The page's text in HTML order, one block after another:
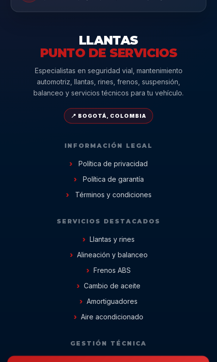
LLANTAS
PUNTO DE SERVICIOS
Especialistas en seguridad vial, mantenimiento
automotriz, llantas, rines, frenos, suspensión,
balanceo y servicios técnicos para tu vehículo.
📍 BOGOTÁ, COLOMBIA
INFORMACIÓN LEGAL
Política de privacidad
Política de garantía
Términos y condiciones
SERVICIOS DESTACADOS
Llantas y rines
Alineación y balanceo
Frenos ABS
Cambio de aceite
Amortiguadores
Aire acondicionado
GESTIÓN TÉCNICA